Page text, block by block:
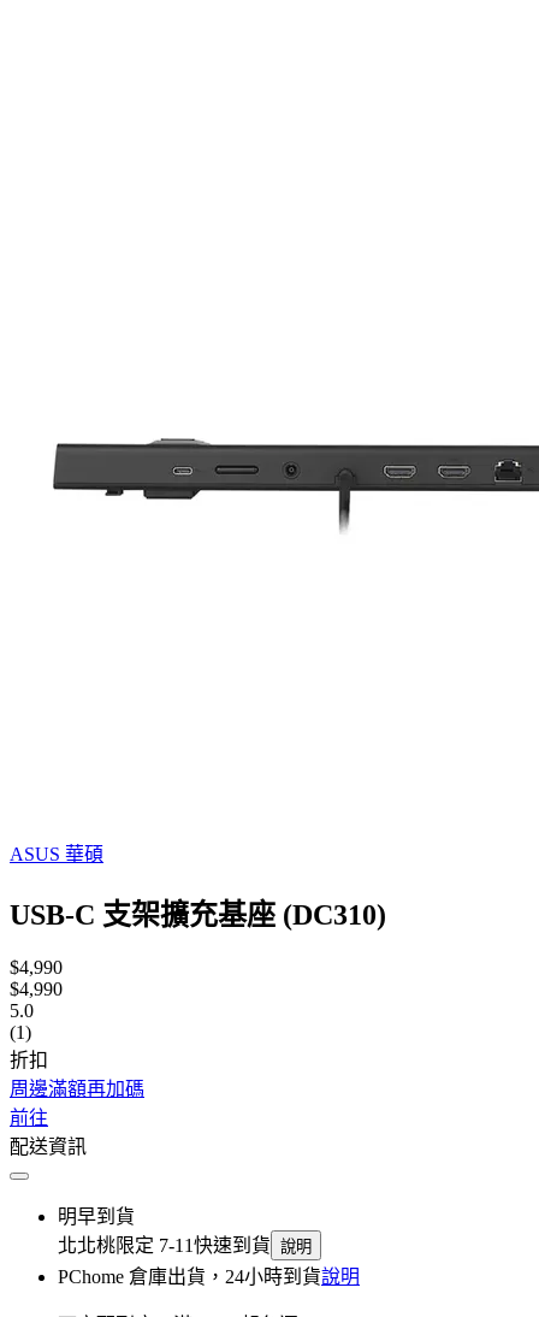
ASUS 華碩
USB-C 支架擴充基座 (DC310)
$4,990
$4,990
5.0
(1)
折扣
周邊滿額再加碼
前往
配送資訊
明早到貨
北北桃限定 7-11快速到貨 說明
PChome 倉庫出貨，24小時到貨說明